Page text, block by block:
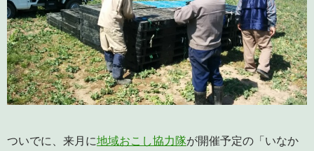
ついでに、来月に地域おこし協力隊が開催予定の「いなか